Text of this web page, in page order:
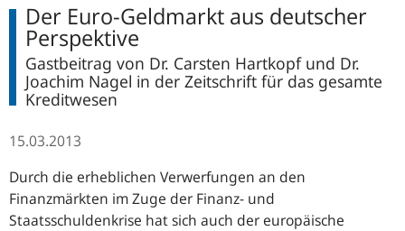
Der Euro-Geldmarkt aus deutscher
Perspektive
Gastbeitrag von Dr. Carsten Hartkopf und Dr.
Joachim Nagel in der Zeitschrift für das gesamte
Kreditwesen
15.03.2013
Durch die erheblichen Verwerfungen an den
Finanzmärkten im Zuge der Finanz- und
Staatsschuldenkrise hat sich auch der europäische